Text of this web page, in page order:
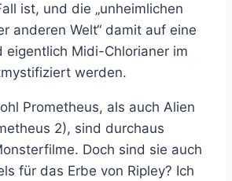
ist, und die „unheimlichen
anderen Welt“ damit auf eine
eigentlich Midi-Chlorianer im
werden.
Prometheus, als auch Alien
2), sind durchaus
Doch sind sie auch
für das Erbe von Ripley? Ich